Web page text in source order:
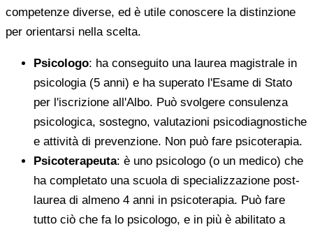
competenze diverse, ed è utile conoscere la distinzione
per orientarsi nella scelta.
Psicologo: ha conseguito una laurea magistrale in
psicologia (5 anni) e ha superato l'Esame di Stato
per l'iscrizione all'Albo. Può svolgere consulenza
psicologica, sostegno, valutazioni psicodiagnostiche
e attività di prevenzione. Non può fare psicoterapia.
Psicoterapeuta: è uno psicologo (o un medico) che
ha completato una scuola di specializzazione post-
laurea di almeno 4 anni in psicoterapia. Può fare
tutto ciò che fa lo psicologo, e in più è abilitato a